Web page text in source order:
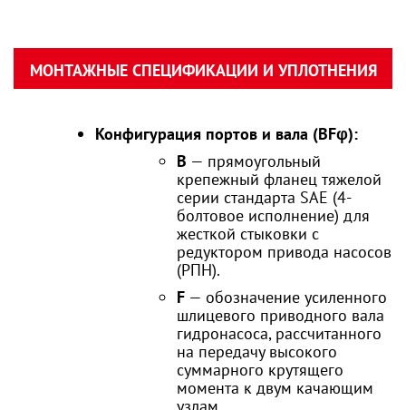
МОНТАЖНЫЕ СПЕЦИФИКАЦИИ И УПЛОТНЕНИЯ
Конфигурация портов и вала (BFφ):
B — прямоугольный
крепежный фланец тяжелой
серии стандарта SAE (4-
болтовое исполнение) для
жесткой стыковки с
редуктором привода насосов
(РПН).
F — обозначение усиленного
шлицевого приводного вала
гидронасоса, рассчитанного
на передачу высокого
суммарного крутящего
момента к двум качающим